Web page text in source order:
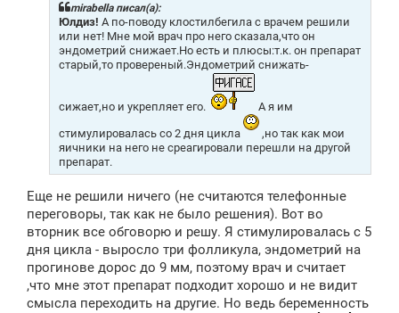
mirabella писал(а):
Юлдиз! А по-поводу клостилбегила с врачем решили
или нет! Мне мой врач про него сказала,что он
эндометрий снижает.Но есть и плюсы:т.к. он препарат
старый,то провереный.Эндометрий снижать-
сижает,но и укрепляет его.
А я им
стимулировалась со 2 дня цикла
,но так как мои
яичники на него не среагировали перешли на другой
препарат.
Еще не решили ничего (не считаются телефонные
переговоры, так как не было решения). Вот во
вторник все обговорю и решу. Я стимулировалась с 5
дня цикла - выросло три фолликула, эндометрий на
прогинове дорос до 9 мм, поэтому врач и считает
,что мне этот препарат подходит хорошо и не видит
смысла переходить на другие. Но ведь беременность